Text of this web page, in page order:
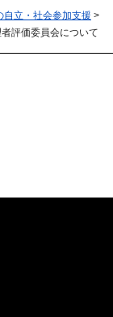
自立・社会参加支援 >
評価委員会について